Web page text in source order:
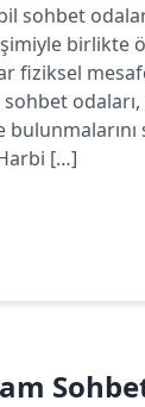
sohbet
birlikte
fiziksel
[…]